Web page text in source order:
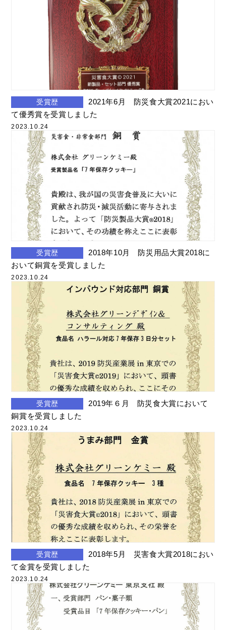
受賞歴
て優秀賞を受賞しました
2023.10.24
受賞歴
おいて銅賞を受賞しました
2023.10.24
受賞歴
銅賞を受賞しました
2023.10.24
受賞歴
て金賞を受賞しました
2023.10.24